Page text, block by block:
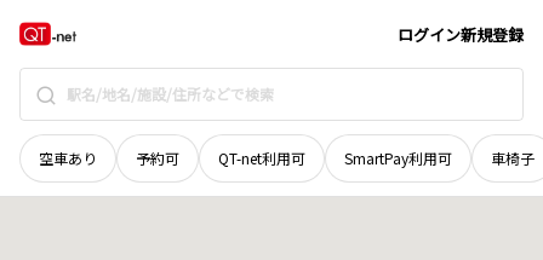
ログイン新規登録
空車あり 予約可 QT-net利用可 SmartPay利用可 車椅子
島根県